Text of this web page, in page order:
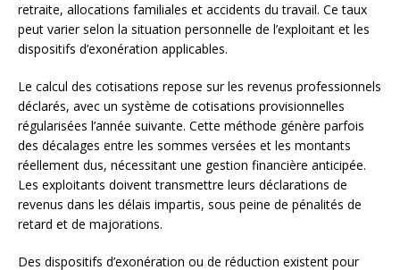
retraite, allocations familiales et accidents du travail. Ce taux
peut varier selon la situation personnelle de l’exploitant et les
dispositifs d’exonération applicables.
Le calcul des cotisations repose sur les revenus professionnels
déclarés, avec un système de cotisations provisionnelles
régularisées l’année suivante. Cette méthode génère parfois
des décalages entre les sommes versées et les montants
réellement dus, nécessitant une gestion financière anticipée.
Les exploitants doivent transmettre leurs déclarations de
revenus dans les délais impartis, sous peine de pénalités de
retard et de majorations.
Des dispositifs d’exonération ou de réduction existent pour